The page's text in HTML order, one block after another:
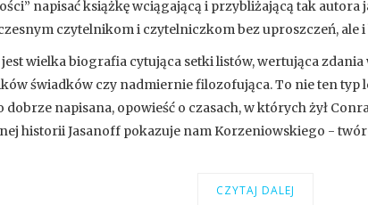
napisać książkę wciągającą i przybliżającą tak autora
czytelnikom i czytelniczkom bez uproszczeń, ale i
wielka biografia cytująca setki listów, wertująca zdania
świadków czy nadmiernie filozofująca. To nie ten typ
dobrze napisana, opowieść o czasach, w których żył
historii Jasanoff pokazuje nam Korzeniowskiego -
CZYTAJ DALEJ